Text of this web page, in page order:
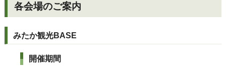
各会場のご案内
みたか観光BASE
開催期間